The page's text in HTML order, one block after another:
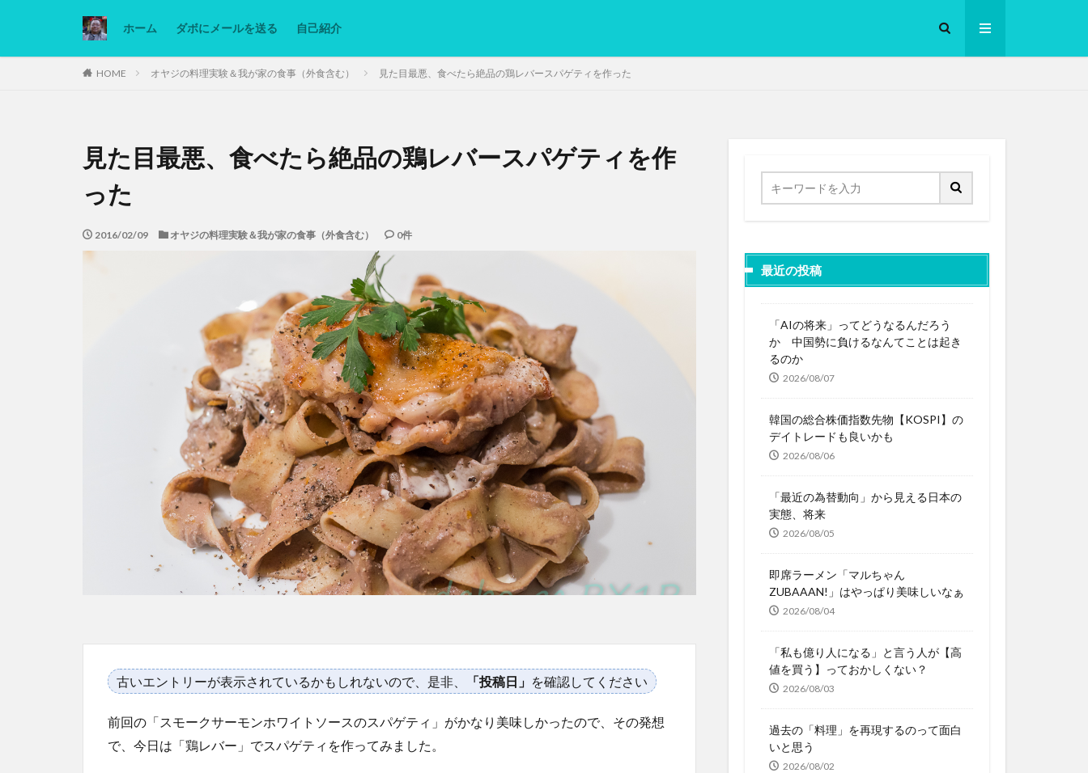
ホーム ダボにメールを送る 自己紹介
HOME オヤジの料理実験＆我が家の食事（外食含む） 見た目最悪、食べたら絶品の鶏レバースパゲティを作った
見た目最悪、食べたら絶品の鶏レバースパゲティを作
った
2016/02/09 オヤジの料理実験＆我が家の食事（外食含む） 0件
古いエントリーが表示されているかもしれないので、是非、 「投稿日」 を確認してください
前回の「スモークサーモンホワイトソースのスパゲティ」がかなり美味しかったので、その発想
で、今日は「鶏レバー」でスパゲティを作ってみました。
最近の投稿
「AIの将来」ってどうなるんだろう
か 中国勢に負けるなんてことは起き
るのか
2026/08/07
韓国の総合株価指数先物【KOSPI】の
デイトレードも良いかも
2026/08/06
「最近の為替動向」から見える日本の
実態、将来
2026/08/05
即席ラーメン「マルちゃん
ZUBAAAN!」はやっぱり美味しいなぁ
2026/08/04
「私も億り人になる」と言う人が【高
値を買う】っておかしくない？
2026/08/03
過去の「料理」を再現するのって面白
いと思う
2026/08/02
カテゴリー
Ninjatrader PC グリグリ画像 マレーシア動画 ヨーグルト
低温調理・スロークッカー